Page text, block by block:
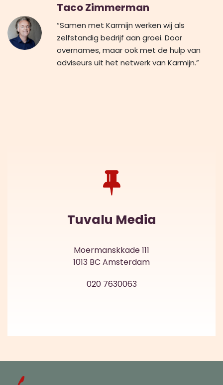
Taco Zimmerman
“Samen met Karmijn werken wij als
zelfstandig bedrijf aan groei. Door
overnames, maar ook met de hulp van
adviseurs uit het netwerk van Karmijn.”
Tuvalu Media
Moermanskkade 111
1013 BC Amsterdam
020 7630063